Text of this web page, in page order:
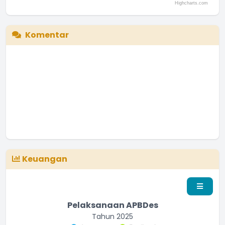
Highcharts.com
Komentar
Keuangan
Pelaksanaan APBDes
Tahun 2025